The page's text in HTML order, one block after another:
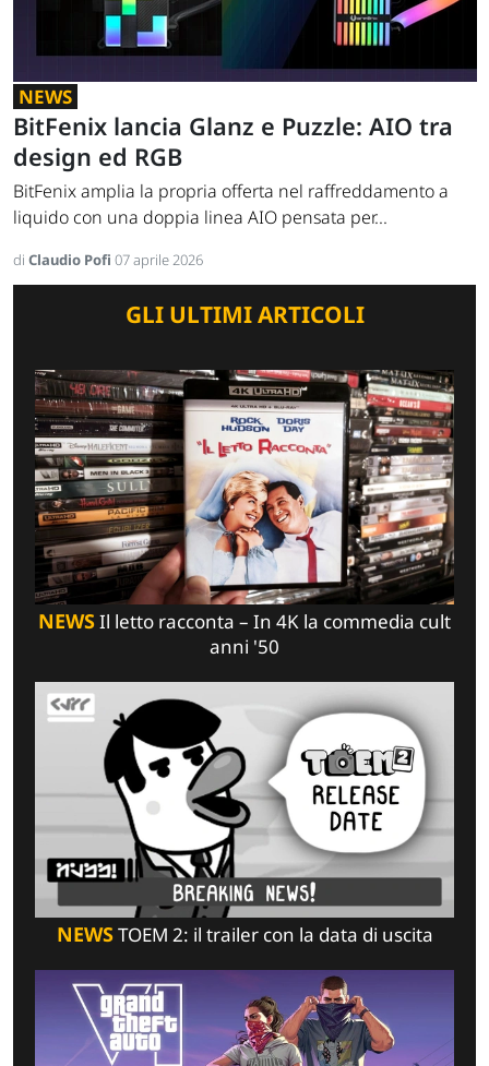
NEWS
BitFenix lancia Glanz e Puzzle: AIO tra
design ed RGB
BitFenix amplia la propria offerta nel raffreddamento a
liquido con una doppia linea AIO pensata per...
di Claudio Pofi 07 aprile 2026
GLI ULTIMI ARTICOLI
NEWSIl letto racconta – In 4K la commedia cult
anni '50
NEWSTOEM 2: il trailer con la data di uscita